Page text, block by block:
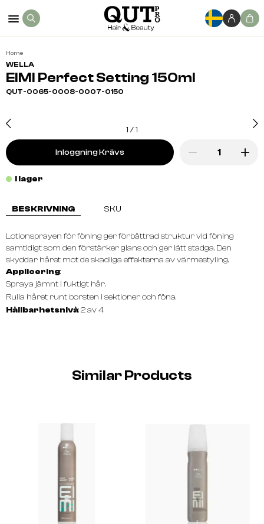
Home
WELLA
EIMI Perfect Setting 150ml
QUT-0065-0008-0007-0150
1 /1
Inloggning Krävs
I lager
BESKRIVNING SKU
Lotionsprayen för föning ger förbättrad struktur vid föning
samtidigt som den förstärker glans och ger lätt stadga. Den
skyddar håret mot de skadliga effekterna av värmestyling.
Applicering:
Spraya jämnt i fuktigt hår.
Rulla håret runt borsten i sektioner och föna.
Hållbarhetsnivå: 2 av 4
Similar Products